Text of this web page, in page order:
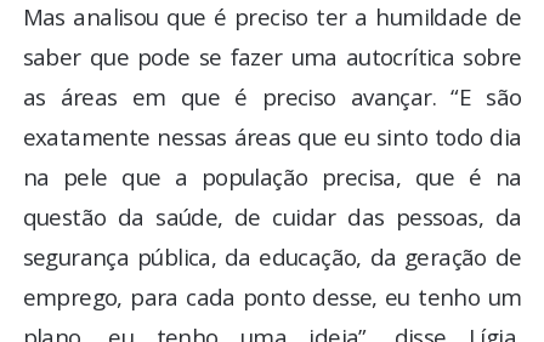
Mas analisou que é preciso ter a humildade de
saber que pode se fazer uma autocrítica sobre
as áreas em que é preciso avançar. “E são
exatamente nessas áreas que eu sinto todo dia
na pele que a população precisa, que é na
questão da saúde, de cuidar das pessoas, da
segurança pública, da educação, da geração de
emprego, para cada ponto desse, eu tenho um